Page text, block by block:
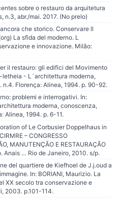
sobre o restauro da arquitetura
n.3, abr./mai. 2017. (No prelo)
che storico. Conservare ll
La sfida del moderno. L
e innovazione. Milão:
il restauro: gli edifici del Movimento
letheia - L´architettura moderna,
Florença: Alinea, 1994. p. 90-92.
problemi e interrogativi. In:
moderna, conoscenza,
Alinea, 1994. p. 6-11.
of Le Corbusier Doppelhaus in
– CONGRESSO
MANUTENÇÃO E RESTAURAÇÃO
Anais … Rio de Janeiro, 2010. s/p.
del quartiere de Kiefhoel de J.j.oud a
In: BORIANI, Maurizio. La
XX secolo tra conservazione e
2003. p.101-114.